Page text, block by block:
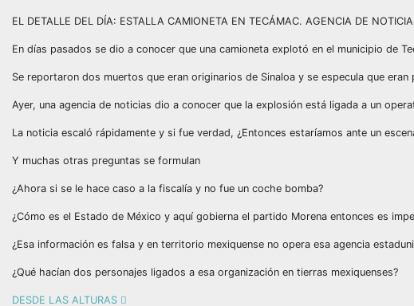
EL DETALLE DEL DÍA: ESTALLA CAMIONETA EN TECÁMAC. AGENCIA DE
En días pasados se dio a conocer que una camioneta explotó en el municipio de
Se reportaron dos muertos que eran originarios de Sinaloa y se especula que
Ayer, una agencia de noticias dio a conocer que la explosión está ligada a un
La noticia escaló rápidamente y si fue verdad, ¿Entonces estaríamos ante un
Y muchas otras preguntas se formulan
¿Ahora si se le hace caso a la fiscalía y no fue un coche bomba?
¿Cómo es el Estado de México y aquí gobierna el partido Morena entonces es
¿Esa información es falsa y en territorio mexiquense no opera esa agencia
¿Qué hacían dos personajes ligados a esa organización en tierras mexiquenses?
DESDE LAS ALTURAS